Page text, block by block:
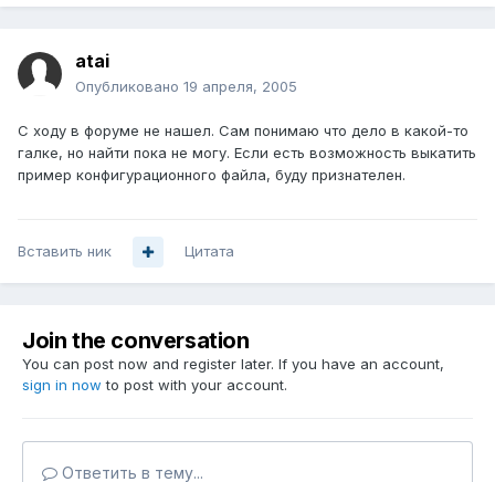
atai
Опубликовано 19 апреля, 2005
С ходу в форуме не нашел. Сам понимаю что дело в какой-то
галке, но найти пока не могу. Если есть возможность выкатить
пример конфигурационного файла, буду признателен.
Вставить ник Цитата
Join the conversation
You can post now and register later. If you have an account,
sign in now to post with your account.
Ответить в тему...